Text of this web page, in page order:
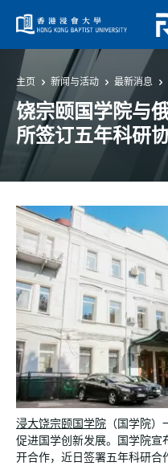
主页 新闻与活动 最新消息
饶宗颐国学院与
所签订五年科研
浸大饶宗颐国学院 （国学院
促进国学创新发展。国学院宣
开合作，近日签署五年科研合